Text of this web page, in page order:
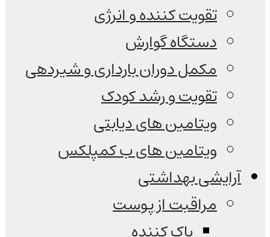
تقویت کننده و انرژی
دستگاه گوارش
مکمل دوران بارداری و شیردهی
تقویت و رشد کودک
ویتامین های دیابتی
ویتامین های ب کمپلکس
آرایشی بهداشتی
مراقبت از پوست